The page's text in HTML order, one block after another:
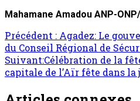
Mahamane Amadou ANP-
Précédent : Agadez: Le
du Conseil Régional de
Suivant:Célébration de la
capitale de l’Aïr fête dans la